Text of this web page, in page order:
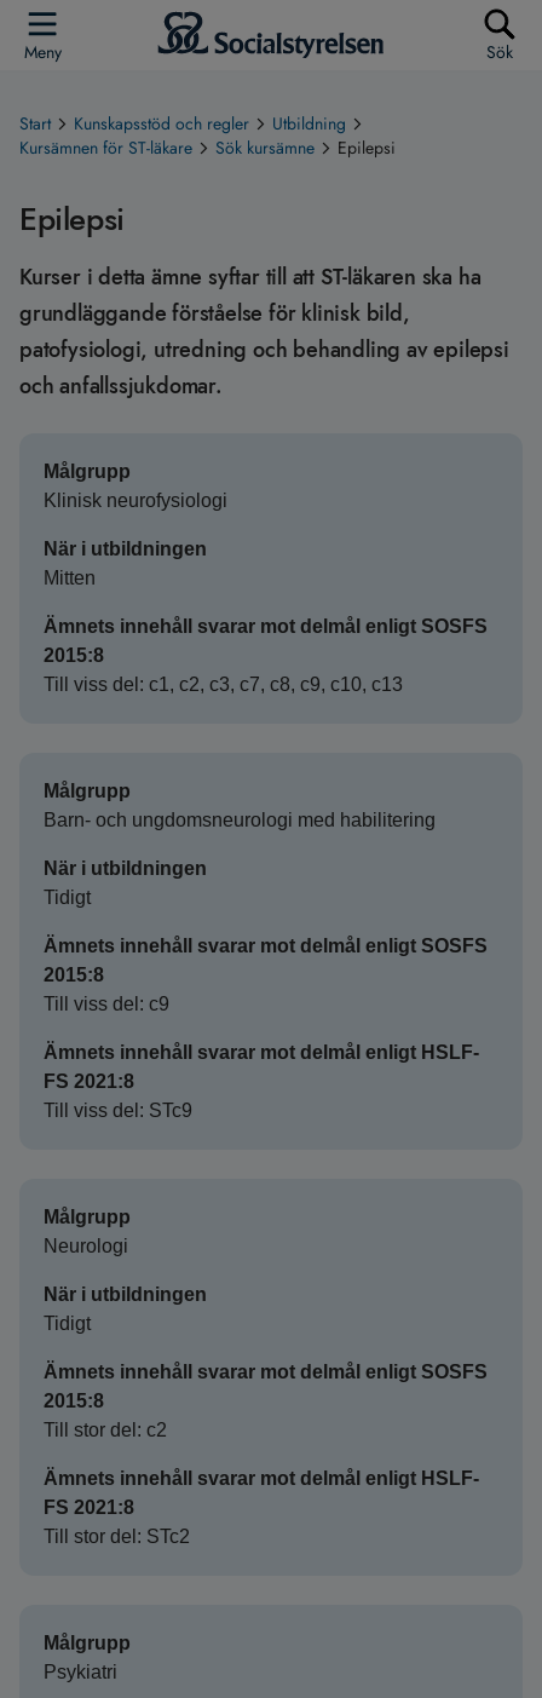
Meny Sök
Start Kunskapsstöd och regler
Utbildning
Kursämnen för ST-läkare
Sök kursämne Epilepsi
Epilepsi
Kurser i detta ämne syftar till att ST-läkaren ska ha
grundläggande förståelse för klinisk bild,
patofysiologi, utredning och behandling av epilepsi
och anfallssjukdomar.
Målgrupp
Klinisk neurofysiologi
När i utbildningen
Mitten
Ämnets innehåll svarar mot delmål enligt SOSFS
2015:8
Till viss del: c1, c2, c3, c7, c8, c9, c10, c13
Målgrupp
Barn- och ungdomsneurologi med habilitering
När i utbildningen
Tidigt
Ämnets innehåll svarar mot delmål enligt SOSFS
2015:8
Till viss del: c9
Ämnets innehåll svarar mot delmål enligt HSLF-
FS 2021:8
Till viss del: STc9
Målgrupp
Neurologi
När i utbildningen
Tidigt
Ämnets innehåll svarar mot delmål enligt SOSFS
2015:8
Till stor del: c2
Ämnets innehåll svarar mot delmål enligt HSLF-
FS 2021:8
Till stor del: STc2
Målgrupp
Psykiatri